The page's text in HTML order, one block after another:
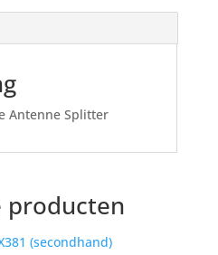
Antenne Splitter
producten